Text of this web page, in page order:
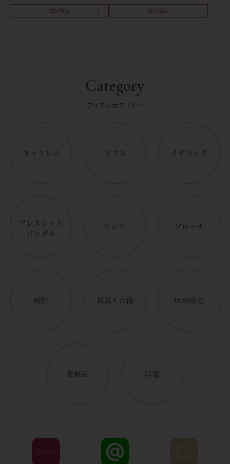
並び替え 絞り込み
Category
アイテムカテゴリー